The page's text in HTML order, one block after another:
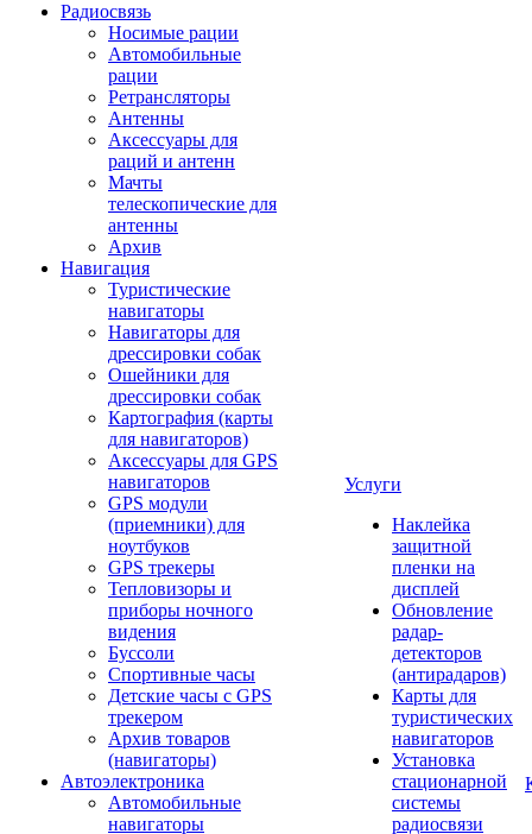
Радиосвязь
Носимые рации
Автомобильные
рации
Ретрансляторы
Антенны
Аксессуары для
раций и антенн
Мачты
телескопические для
антенны
Архив
Навигация
Туристические
навигаторы
Навигаторы для
дрессировки собак
Ошейники для
дрессировки собак
Картография (карты
для навигаторов)
Аксессуары для GPS
навигаторов
GPS модули
(приемники) для
ноутбуков
GPS трекеры
Тепловизоры и
приборы ночного
видения
Буссоли
Спортивные часы
Детские часы с GPS
трекером
Архив товаров
(навигаторы)
Автоэлектроника
Автомобильные
навигаторы
Услуги
Наклейка
защитной
пленки на
дисплей
Обновление
радар-
детекторов
(антирадаров)
Карты для
туристических
навигаторов
Установка
стационарной
системы
радиосвязи